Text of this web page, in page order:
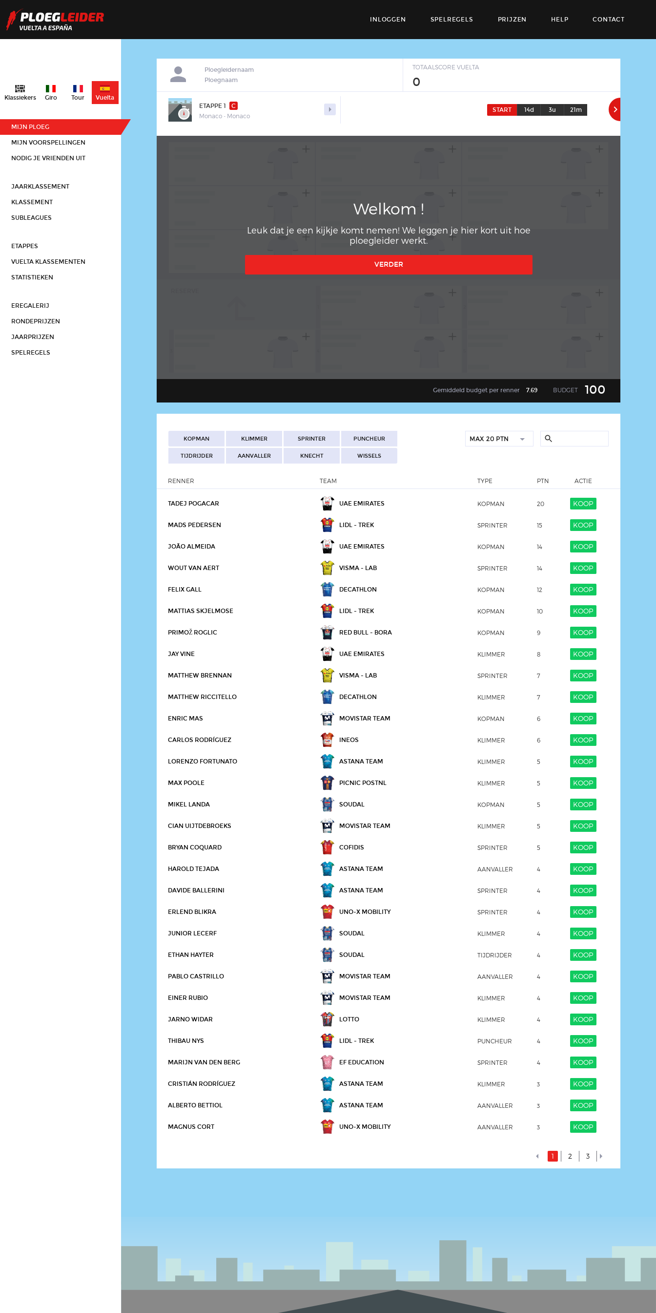
INLOGGEN SPELREGELS PRIJZEN HELP CONTACT
Klassiekers Giro Tour Vuelta
MIJN PLOEG
MIJN VOORSPELLINGEN
NODIG JE VRIENDEN UIT
JAARKLASSEMENT
KLASSEMENT
SUBLEAGUES
ETAPPES
VUELTA KLASSEMENTEN
STATISTIEKEN
EREGALERIJ
RONDEPRIJZEN
JAARPRIJZEN
SPELREGELS
Ploegleidernaam
Ploegnaam
TOTAALSCORE VUELTA
0

ETAPPE 1
C
Monaco - Monaco
START 14d 3u 21m 
Welkom !
Leuk dat je een kijkje komt nemen! We leggen je hier kort uit hoe
ploegleider werkt.
VERDER
Gemiddeld budget per renner 7.69 BUDGET 100
KOPMAN KLIMMER SPRINTER PUNCHEUR
TIJDRIJDER AANVALLER KNECHT WISSELS
MAX 20 PTN
RENNER TEAM TYPE PTN ACTIE
TADEJ POGACAR UAE EMIRATES KOPMAN 20 KOOP
MADS PEDERSEN LIDL - TREK SPRINTER 15 KOOP
JOÃO ALMEIDA UAE EMIRATES KOPMAN 14 KOOP
WOUT VAN AERT VISMA - LAB SPRINTER 14 KOOP
FELIX GALL DECATHLON KOPMAN 12 KOOP
MATTIAS SKJELMOSE LIDL - TREK KOPMAN 10 KOOP
PRIMOŽ ROGLIC RED BULL - BORA KOPMAN 9 KOOP
JAY VINE UAE EMIRATES KLIMMER 8 KOOP
MATTHEW BRENNAN VISMA - LAB SPRINTER 7 KOOP
MATTHEW RICCITELLO DECATHLON KLIMMER 7 KOOP
ENRIC MAS MOVISTAR TEAM KOPMAN 6 KOOP
CARLOS RODRÍGUEZ INEOS KLIMMER 6 KOOP
LORENZO FORTUNATO ASTANA TEAM KLIMMER 5 KOOP
MAX POOLE PICNIC POSTNL KLIMMER 5 KOOP
MIKEL LANDA SOUDAL KOPMAN 5 KOOP
CIAN UIJTDEBROEKS MOVISTAR TEAM KLIMMER 5 KOOP
BRYAN COQUARD COFIDIS SPRINTER 5 KOOP
HAROLD TEJADA ASTANA TEAM AANVALLER 4 KOOP
DAVIDE BALLERINI ASTANA TEAM SPRINTER 4 KOOP
ERLEND BLIKRA UNO-X MOBILITY SPRINTER 4 KOOP
JUNIOR LECERF SOUDAL KLIMMER 4 KOOP
ETHAN HAYTER SOUDAL TIJDRIJDER 4 KOOP
PABLO CASTRILLO MOVISTAR TEAM AANVALLER 4 KOOP
EINER RUBIO MOVISTAR TEAM KLIMMER 4 KOOP
JARNO WIDAR LOTTO KLIMMER 4 KOOP
THIBAU NYS LIDL - TREK PUNCHEUR 4 KOOP
MARIJN VAN DEN BERG EF EDUCATION SPRINTER 4 KOOP
CRISTIÁN RODRÍGUEZ ASTANA TEAM KLIMMER 3 KOOP
ALBERTO BETTIOL ASTANA TEAM AANVALLER 3 KOOP
MAGNUS CORT UNO-X MOBILITY AANVALLER 3 KOOP
1 2 3